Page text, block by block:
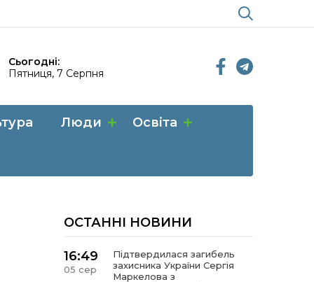
Сьогодні:
Пятниця, 7 Серпня
Люди Освіта
ОСТАННІ НОВИНИ
16:49
05 сер
Підтвердилася загибель
захисника України Сергія
Маркелова з